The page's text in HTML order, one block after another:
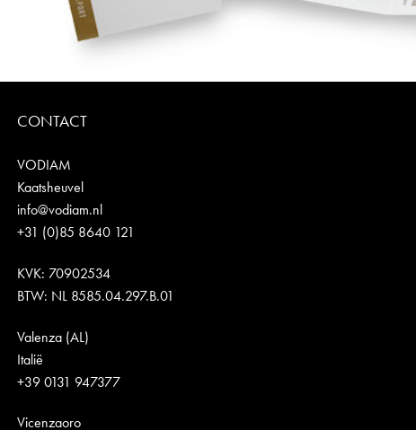
CONTACT
VODIAM
Kaatsheuvel
info@vodiam.nl
+31 (0)85 8640 121
KVK: 70902534
BTW: NL 8585.04.297.B.01
Valenza (AL)
Italië
+39 0131 947377
Vicenzaoro